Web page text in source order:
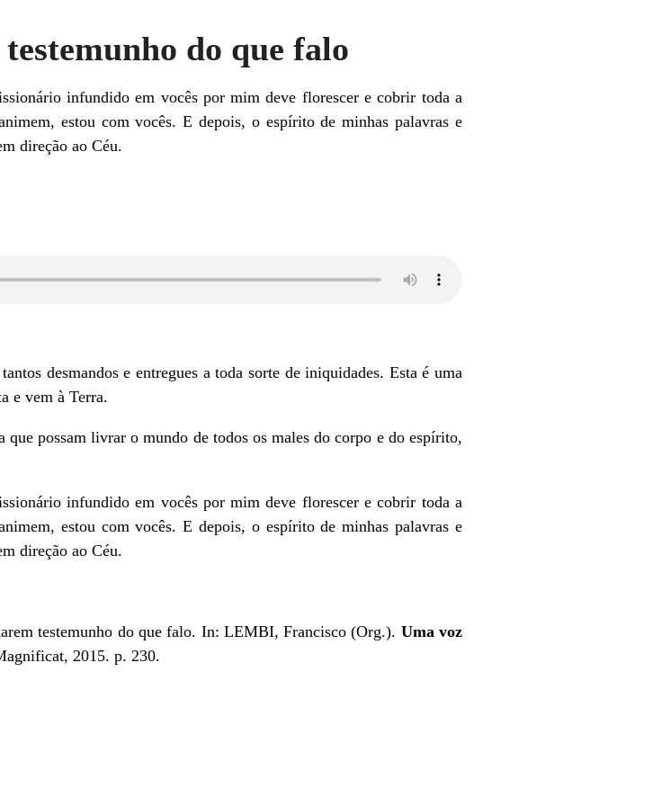
do que falo
infundido em vocês por mim deve florescer e cobrir toda a
estou com vocês. E depois, o espírito de minhas palavras e
direção ao Céu.
desmandos e entregues a toda sorte de iniquidades. Esta é uma
e vem à Terra.
possam livrar o mundo de todos os males do corpo e do espírito,
infundido em vocês por mim deve florescer e cobrir toda a
estou com vocês. E depois, o espírito de minhas palavras e
direção ao Céu.
testemunho do que falo. In: LEMBI, Francisco (Org.). Uma voz
2015. p. 230.